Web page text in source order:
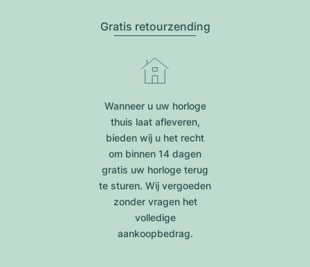
Gratis retourzending
Wanneer u uw horloge
thuis laat afleveren,
bieden wij u het recht
om binnen 14 dagen
gratis uw horloge terug
te sturen. Wij vergoeden
zonder vragen het
volledige
aankoopbedrag.